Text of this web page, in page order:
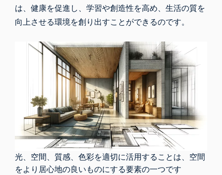
は、健康を促進し、学習や創造性を高め、生活の質を
向上させる環境を創り出すことができるのです。
光、空間、質感、色彩を適切に活用することは、空間
をより居心地の良いものにする要素の一つです